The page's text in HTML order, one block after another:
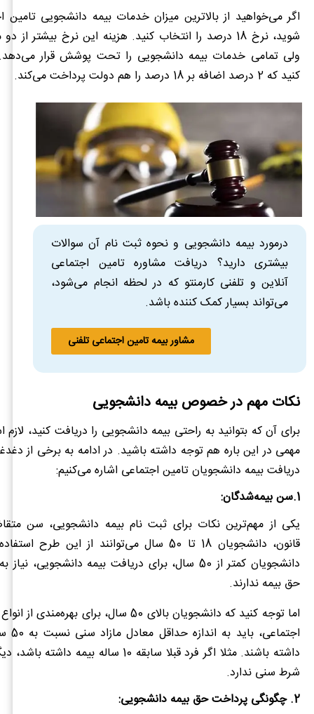
اگر می‌خواهید از بالاترین میزان خدمات بیمه دانشجویی تامین
شوید، نرخ 18 درصد را انتخاب کنید. هزینه این نرخ بیشتر
ولی تمامی خدمات بیمه دانشجویی را تحت پوشش قرار
کنید که 2 درصد اضافه بر 18 درصد را هم دولت پرداخت می‌کند.
درمورد بیمه دانشجویی و نحوه ثبت نام آن سوالات
بیشتری دارید؟ دریافت مشاوره تامین اجتماعی
آنلاین و تلفنی کارمنتو که در لحظه انجام می‌شود،
می‌تواند بسیار کمک کننده باشد.
مشاور بیمه تامین اجتماعی تلفنی
نکات مهم در خصوص بیمه دانشجویی
برای آن که بتوانید به راحتی بیمه دانشجویی را دریافت کنید،
مهمی در این باره هم توجه داشته باشید. در ادامه به برخی از
دریافت بیمه دانشجویان تامین اجتماعی اشاره می‌کنیم:
1.سن بیمه‌شدگان:
یکی از مهم‌ترین نکات برای ثبت نام بیمه دانشجویی، سن
قانون، دانشجویان 18 تا 50 سال می‌توانند از این
دانشجویان کمتر از 50 سال، برای دریافت بیمه
حق بیمه ندارند.
اما توجه کنید که دانشجویان بالای 50 سال، برای
داشته باشند. مثلا اگر فرد قبلا سابقه 10 ساله
شرط سنی ندارد.
2. چگونگی پرداخت حق بیمه دانشجویی: